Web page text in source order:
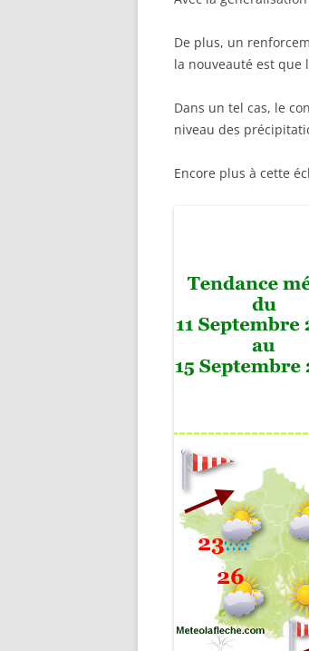
De plus, un
la nouveauté est que
Dans un tel cas, le
niveau des
Encore plus à cette